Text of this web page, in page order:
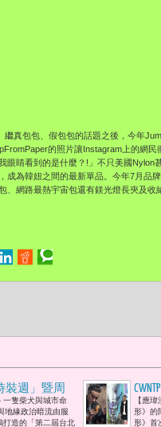
繼真包包、假包包的話題之後，今年
的照片讓Instagram上的網
睛看到的是什麼？!」不只美國Nylon
成為韓妞之間的最新單品。今年7月品
網路最熱宇宙包還有鎂光燈長夾及收
裝週」暨周
列服裝秀 薔
毛孩友善與
一隻柴犬與城市命
地緣政治暗流由服
打造的「第二屆台北
店華
幻場
【應
形》的
形》首